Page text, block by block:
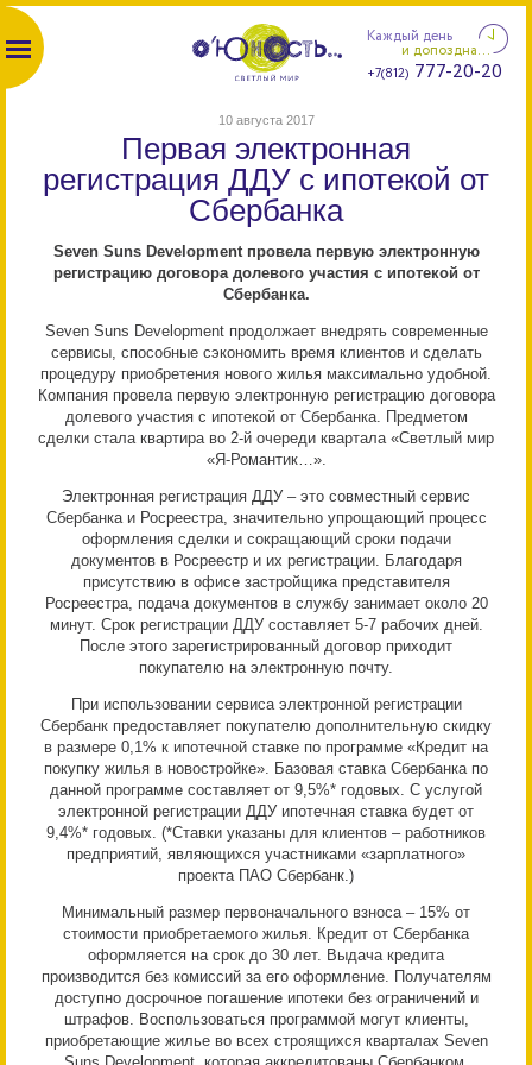
Каждый день
и допоздна...
+7(812) 777-20-20
10 августа 2017
Первая электронная
регистрация ДДУ с ипотекой от
Сбербанка
Seven Suns Development провела первую электронную
регистрацию договора долевого участия с ипотекой от
Сбербанка.
Seven Suns Development продолжает внедрять современные
сервисы, способные сэкономить время клиентов и сделать
процедуру приобретения нового жилья максимально удобной.
Компания провела первую электронную регистрацию договора
долевого участия с ипотекой от Сбербанка. Предметом
сделки стала квартира во 2-й очереди квартала «Светлый мир
«Я-Романтик…».
Электронная регистрация ДДУ – это совместный сервис
Сбербанка и Росреестра, значительно упрощающий процесс
оформления сделки и сокращающий сроки подачи
документов в Росреестр и их регистрации. Благодаря
присутствию в офисе застройщика представителя
Росреестра, подача документов в службу занимает около 20
минут. Срок регистрации ДДУ составляет 5-7 рабочих дней.
После этого зарегистрированный договор приходит
покупателю на электронную почту.
При использовании сервиса электронной регистрации
Сбербанк предоставляет покупателю дополнительную скидку
в размере 0,1% к ипотечной ставке по программе «Кредит на
покупку жилья в новостройке». Базовая ставка Сбербанка по
данной программе составляет от 9,5%* годовых. С услугой
электронной регистрации ДДУ ипотечная ставка будет от
9,4%* годовых. (*Ставки указаны для клиентов – работников
предприятий, являющихся участниками «зарплатного»
проекта ПАО Сбербанк.)
Минимальный размер первоначального взноса – 15% от
стоимости приобретаемого жилья. Кредит от Сбербанка
оформляется на срок до 30 лет. Выдача кредита
производится без комиссий за его оформление. Получателям
доступно досрочное погашение ипотеки без ограничений и
штрафов. Воспользоваться программой могут клиенты,
приобретающие жилье во всех строящихся кварталах Seven